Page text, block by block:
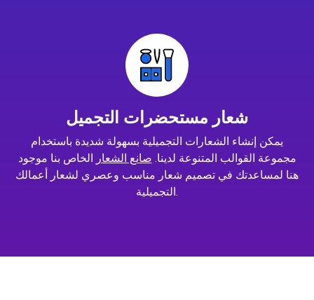
شعار مستحضرات التجميل
يمكن إنشاء الشعارات التجميلية بسهولة شديدة باستخدام
مجموعة القوالب المتنوعة لدينا. صانع الشعار الخاص بنا موجود
هنا لمساعدتك في تصميم شعار مناسب وعصري لشعار أعمالك
التجميلية.